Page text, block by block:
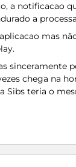
a notificacao
a
mas
sinceramente
chega na
Sibs teria o